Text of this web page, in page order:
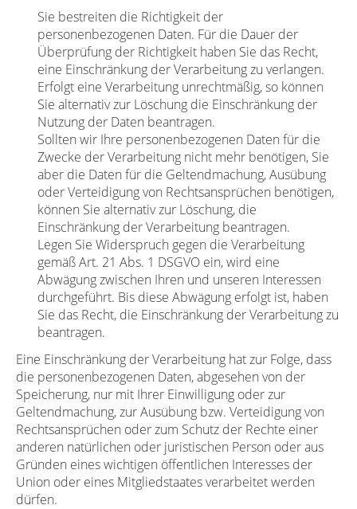
Sie bestreiten die Richtigkeit der
personenbezogenen Daten. Für die Dauer der
Überprüfung der Richtigkeit haben Sie das Recht,
eine Einschränkung der Verarbeitung zu verlangen.
Erfolgt eine Verarbeitung unrechtmäßig, so können
Sie alternativ zur Löschung die Einschränkung der
Nutzung der Daten beantragen.
Sollten wir Ihre personenbezogenen Daten für die
Zwecke der Verarbeitung nicht mehr benötigen, Sie
aber die Daten für die Geltendmachung, Ausübung
oder Verteidigung von Rechtsansprüchen benötigen,
können Sie alternativ zur Löschung, die
Einschränkung der Verarbeitung beantragen.
Legen Sie Widerspruch gegen die Verarbeitung
gemäß Art. 21 Abs. 1 DSGVO ein, wird eine
Abwägung zwischen Ihren und unseren Interessen
durchgeführt. Bis diese Abwägung erfolgt ist, haben
Sie das Recht, die Einschränkung der Verarbeitung zu
beantragen.
Eine Einschränkung der Verarbeitung hat zur Folge, dass
die personenbezogenen Daten, abgesehen von der
Speicherung, nur mit Ihrer Einwilligung oder zur
Geltendmachung, zur Ausübung bzw. Verteidigung von
Rechtsansprüchen oder zum Schutz der Rechte einer
anderen natürlichen oder juristischen Person oder aus
Gründen eines wichtigen öffentlichen Interesses der
Union oder eines Mitgliedstaates verarbeitet werden
dürfen.